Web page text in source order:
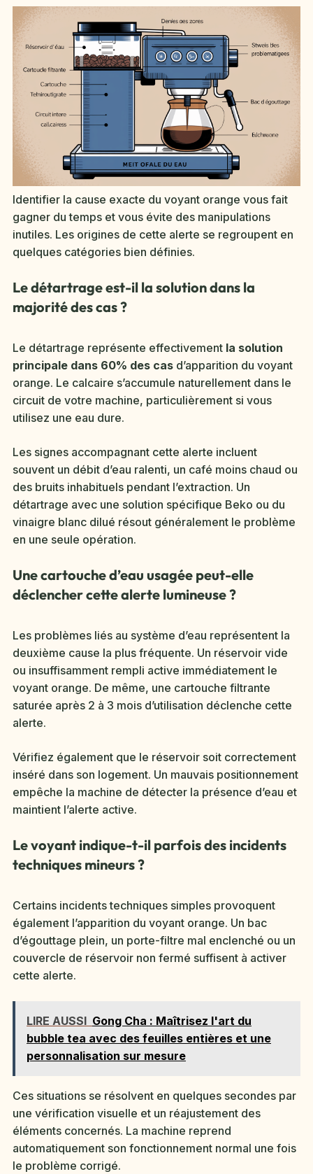
Identifier la cause exacte du voyant orange vous fait
gagner du temps et vous évite des manipulations
inutiles. Les origines de cette alerte se regroupent en
quelques catégories bien définies.
Le détartrage est-il la solution dans la
majorité des cas ?
Le détartrage représente effectivement la solution
principale dans 60% des cas d’apparition du voyant
orange. Le calcaire s’accumule naturellement dans le
circuit de votre machine, particulièrement si vous
utilisez une eau dure.
Les signes accompagnant cette alerte incluent
souvent un débit d’eau ralenti, un café moins chaud ou
des bruits inhabituels pendant l’extraction. Un
détartrage avec une solution spécifique Beko ou du
vinaigre blanc dilué résout généralement le problème
en une seule opération.
Une cartouche d’eau usagée peut-elle
déclencher cette alerte lumineuse ?
Les problèmes liés au système d’eau représentent la
deuxième cause la plus fréquente. Un réservoir vide
ou insuffisamment rempli active immédiatement le
voyant orange. De même, une cartouche filtrante
saturée après 2 à 3 mois d’utilisation déclenche cette
alerte.
Vérifiez également que le réservoir soit correctement
inséré dans son logement. Un mauvais positionnement
empêche la machine de détecter la présence d’eau et
maintient l’alerte active.
Le voyant indique-t-il parfois des incidents
techniques mineurs ?
Certains incidents techniques simples provoquent
également l’apparition du voyant orange. Un bac
d’égouttage plein, un porte-filtre mal enclenché ou un
couvercle de réservoir non fermé suffisent à activer
cette alerte.
LIRE AUSSI Gong Cha : Maîtrisez l'art du
bubble tea avec des feuilles entières et une
personnalisation sur mesure
Ces situations se résolvent en quelques secondes par
une vérification visuelle et un réajustement des
éléments concernés. La machine reprend
automatiquement son fonctionnement normal une fois
le problème corrigé.